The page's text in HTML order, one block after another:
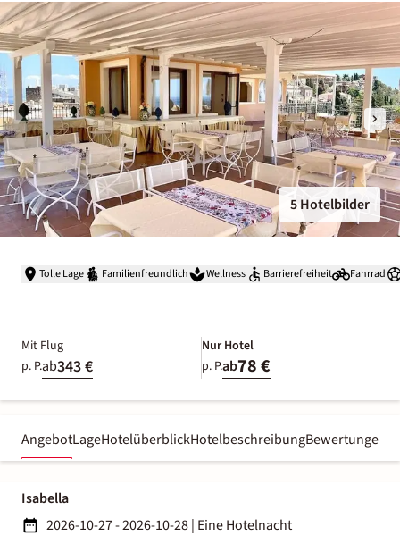
5 Hotelbilder
Tolle Lage Familienfreundlich Wellness Barrierefreiheit Fahrrad
Mit Flug
p. P.ab343 €
Nur Hotel
p. P.ab78 €
AngebotLageHotelüberblickHotelbeschreibungBewertungen
Isabella
2026-10-27 - 2026-10-28| Eine Hotelnacht